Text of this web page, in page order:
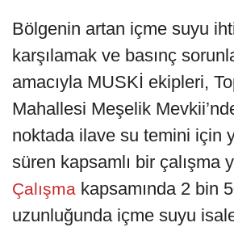
Bölgenin artan içme suyu
karşılamak ve basınç
amacıyla MUSKİ ekipleri,
Mahallesi Meşelik
noktada ilave su temini için
süren kapsamlı bir çalışma
Çalışma kapsamında 2 bin
uzunluğunda içme suyu